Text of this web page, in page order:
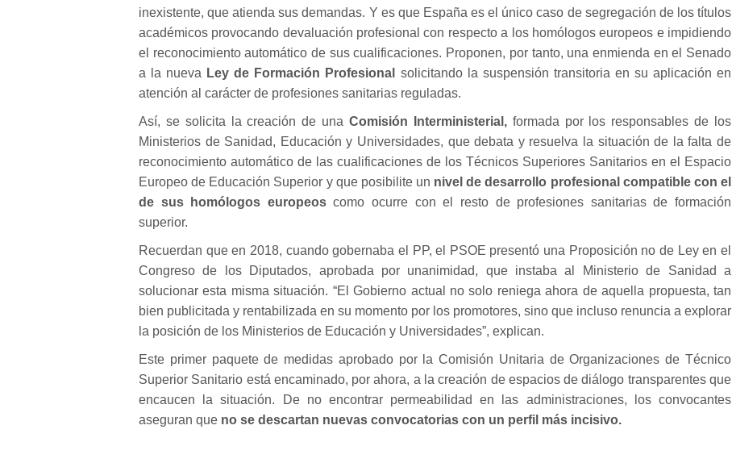
inexistente, que atienda sus demandas. Y es que España es el único caso de segregación de los títulos
académicos provocando devaluación profesional con respecto a los homólogos europeos e impidiendo
el reconocimiento automático de sus cualificaciones. Proponen, por tanto, una enmienda en el Senado
a la nueva Ley de Formación Profesional solicitando la suspensión transitoria en su aplicación en
atención al carácter de profesiones sanitarias reguladas.
Así, se solicita la creación de una Comisión Interministerial,formada por los responsables de los
Ministerios de Sanidad, Educación y Universidades, que debata y resuelva la situación de la falta de
reconocimiento automático de las cualificaciones de los Técnicos Superiores Sanitarios en el Espacio
Europeo de Educación Superior y que posibilite un nivel de desarrollo profesional compatible con el
de sus homólogos europeoscomo ocurre con el resto de profesiones sanitarias de formación
superior.
Recuerdan que en 2018, cuando gobernaba el PP, el PSOE presentó una Proposición no de Ley en el
Congreso de los Diputados, aprobada por unanimidad, que instaba al Ministerio de Sanidad a
solucionar esta misma situación. “El Gobierno actual no solo reniega ahora de aquella propuesta, tan
bien publicitada y rentabilizada en su momento por los promotores, sino que incluso renuncia a explorar
la posición de los Ministerios de Educación y Universidades”, explican.
Este primer paquete de medidas aprobado por la Comisión Unitaria de Organizaciones de Técnico
Superior Sanitario está encaminado, por ahora, a la creación de espacios de diálogo transparentes que
encaucen la situación. De no encontrar permeabilidad en las administraciones, los convocantes
aseguran que no se descartan nuevas convocatorias con un perfil más incisivo.